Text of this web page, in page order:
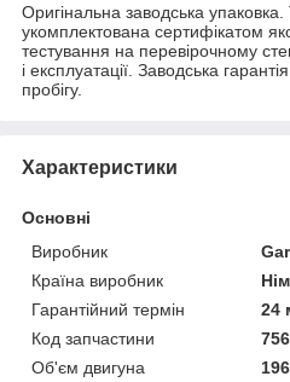
Оригінальна заводська
укомплектована сертифікатом
тестування на перевірочному
і експлуатації. Заводська
пробігу.
Характеристики
Основні
Виробник
Країна виробник
Гарантійний термін
24
Код запчастини
Об'єм двигуна